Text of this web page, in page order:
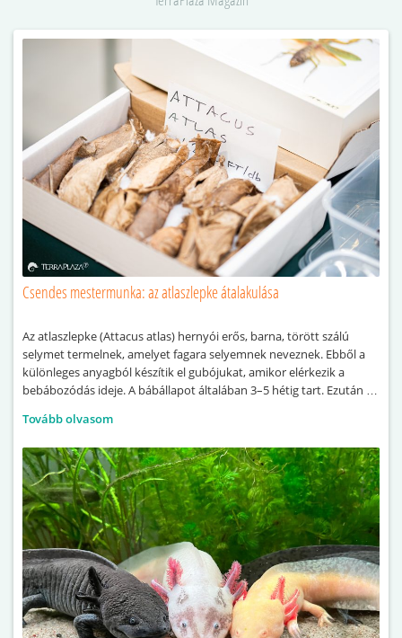
Csendes mestermunka: az atlaszlepke átalakulása
Az atlaszlepke (Attacus atlas) hernyói erős, barna, törött szálú
selymet termelnek, amelyet fagara selyemnek neveznek. Ebből a
különleges anyagból készítik el gubójukat, amikor elérkezik a
bebábozódás ideje. A bábállapot általában 3–5 hétig tart. Ezután a
hernyó látványos, különleges atlaszlepkévé.
Tovább olvasom